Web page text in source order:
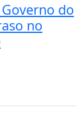
do
no